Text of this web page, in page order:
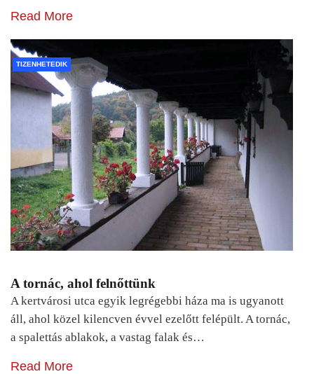
Read More
TIZENHETEDIK
A tornác, ahol felnőttünk
A kertvárosi utca egyik legrégebbi háza ma is ugyanott
áll, ahol közel kilencven évvel ezelőtt felépült. A tornác,
a spalettás ablakok, a vastag falak és…
Read More